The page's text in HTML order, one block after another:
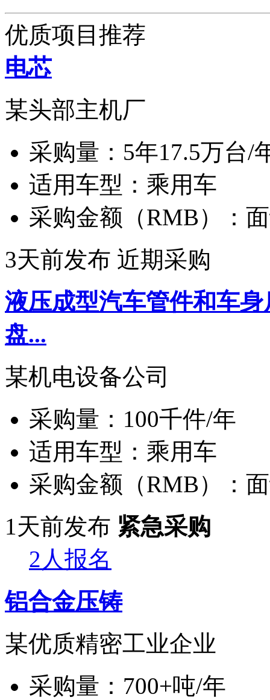
优质项目推荐
电芯
某头部主机厂
采购量： 5年17.5万台/
适用车型： 乘用车
采购金额（RMB）：
3天前发布 近期采购
液压成型汽车管件和车
盘...
某机电设备公司
采购量： 100千件/年
适用车型： 乘用车
采购金额（RMB）：
1天前发布 紧急采购
2人报名
铝合金压铸
某优质精密工业企业
采购量： 700+吨/年